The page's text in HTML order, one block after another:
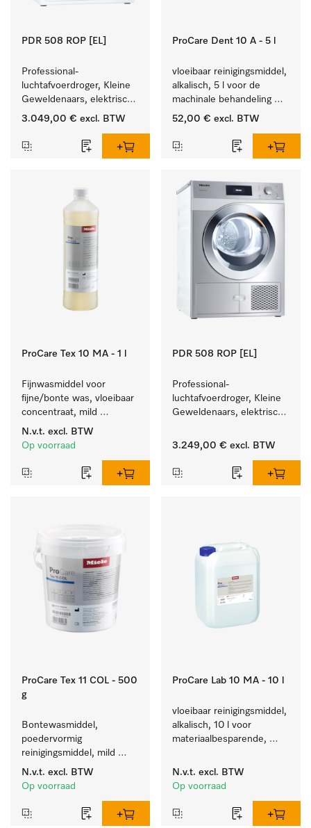
PDR 508 ROP [EL]
Professional-
luchtafvoerdroger, Kleine
Geweldenaars, elektrisch
verwarmd  met zeer korte
8 kg in 42 min.
3.049,00 € excl. BTW
ProCare Dent 10 A - 5 l
vloeibaar reinigingsmiddel,
alkalisch, 5 l voor de
machinale behandeling
van tandheelkundige
52,00 € excl. BTW
ProCare Tex 10 MA - 1 l
Fijnwasmiddel voor
fijne/bonte was, vloeibaar
concentraat, mild
alkalisch, 1 l voor het
reinigen van bonte was
N.v.t. excl. BTW
Op voorraad
PDR 508 ROP [EL]
Professional-
luchtafvoerdroger, Kleine
Geweldenaars, elektrisch
programma's. Prestatie
3.249,00 € excl. BTW
ProCare Tex 11 COL - 500
g
Bontewasmiddel,
poedervormig
reinigingsmiddel, mild
alkalisch, 500 kg voor
behoud van kleur en
was.
N.v.t. excl. BTW
Op voorraad
ProCare Lab 10 MA - 10 l
vloeibaar reinigingsmiddel,
alkalisch, 10 l voor
materiaalbesparende,
laboratoriumglasw. en -
gerei.
N.v.t. excl. BTW
Op voorraad